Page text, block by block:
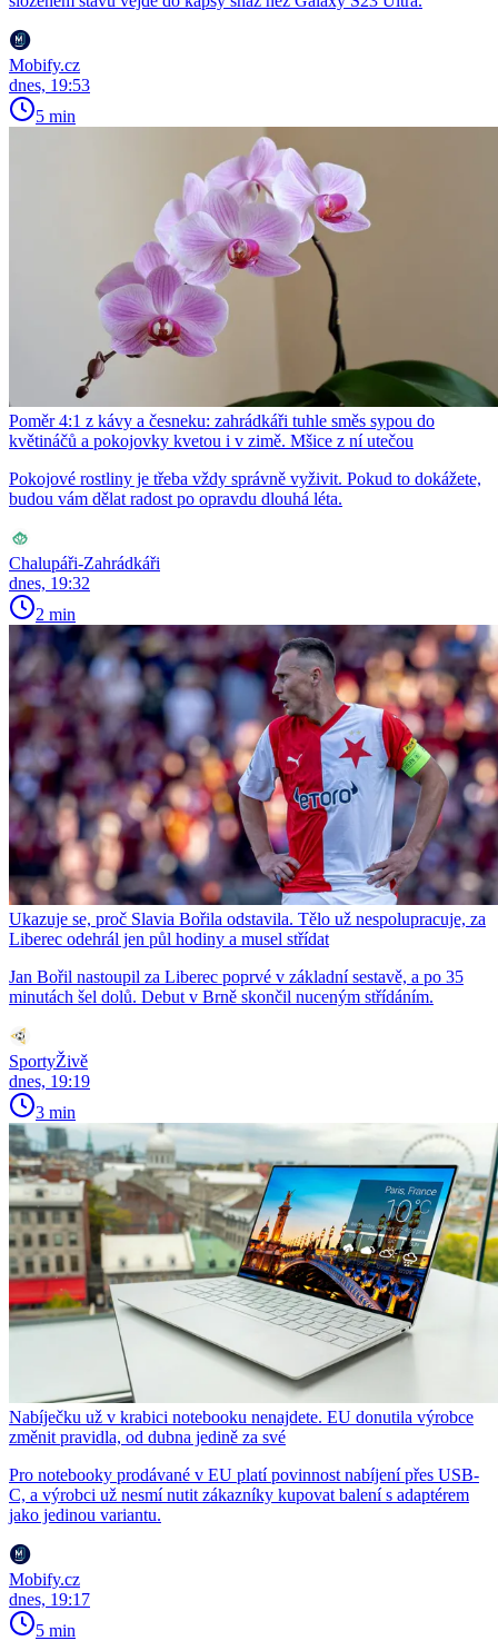
Mobify.cz
dnes, 19:53
5 min
Poměr 4:1 z kávy a česneku: zahrádkáři tuhle směs sypou do
květináčů a pokojovky kvetou i v zimě. Mšice z ní utečou
Pokojové rostliny je třeba vždy správně vyživit. Pokud to dokážete,
budou vám dělat radost po opravdu dlouhá léta.
Chalupáři-Zahrádkáři
dnes, 19:32
2 min
Ukazuje se, proč Slavia Bořila odstavila. Tělo už nespolupracuje, za
Liberec odehrál jen půl hodiny a musel střídat
Jan Bořil nastoupil za Liberec poprvé v základní sestavě, a po 35
minutách šel dolů. Debut v Brně skončil nuceným střídáním.
SportyŽivě
dnes, 19:19
3 min
Nabíječku už v krabici notebooku nenajdete. EU donutila výrobce
změnit pravidla, od dubna jedině za své
Pro notebooky prodávané v EU platí povinnost nabíjení přes USB-
C, a výrobci už nesmí nutit zákazníky kupovat balení s adaptérem
jako jedinou variantu.
Mobify.cz
dnes, 19:17
5 min